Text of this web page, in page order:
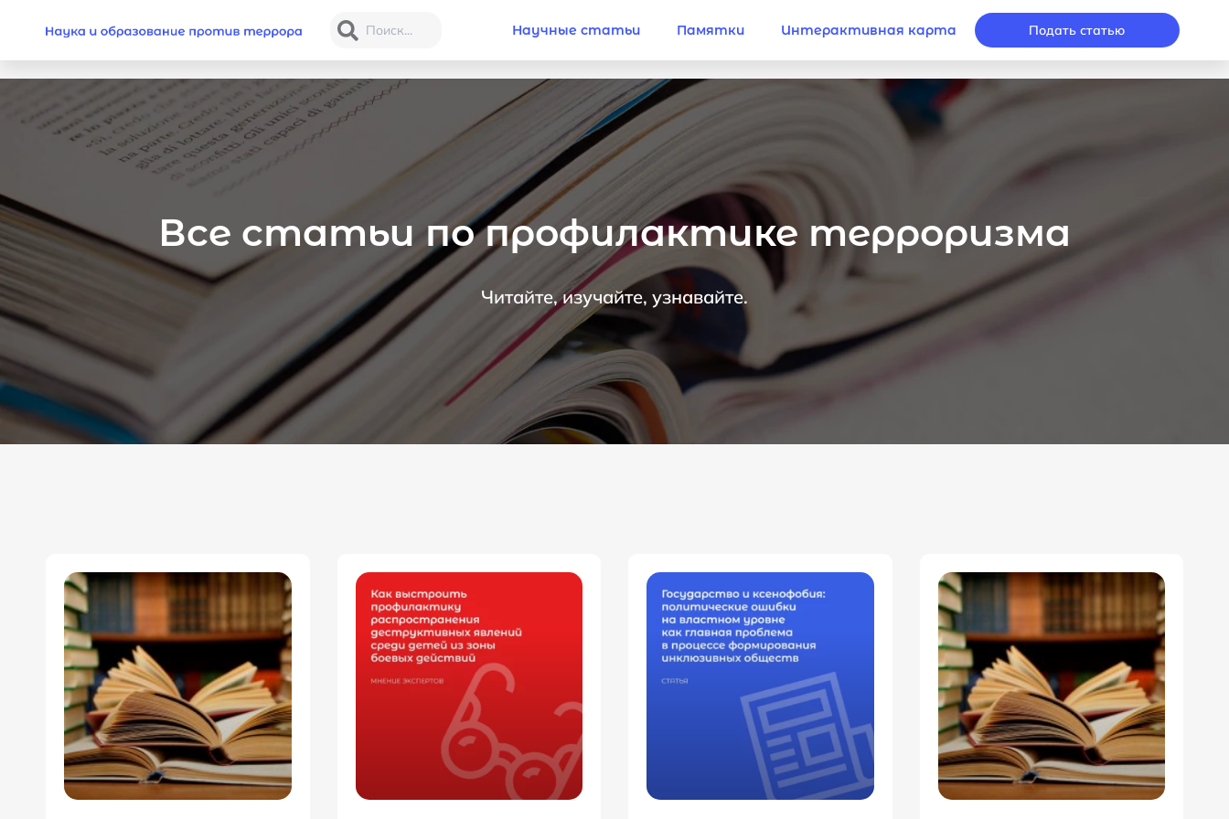
Научные статьи Памятки Интерактивная карта Подать статью
Все статьи по профилактике терроризма
Читайте, изучайте, узнавайте.